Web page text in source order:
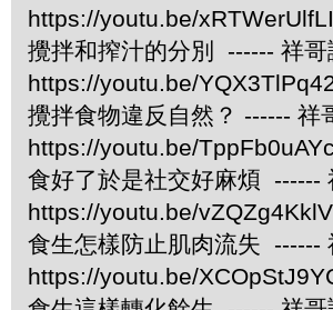
https://youtu.be/xRTWerUlfLI
攪拌和搾汁的分別 ------ 祥哥
https://youtu.be/
攪拌食物違反自然？ ------ 祥
https://youtu.be/
食好了於是社交好麻煩 ------
https://youtu.be/
食生怎樣防止肌肉流失 ------
https://youtu.be/